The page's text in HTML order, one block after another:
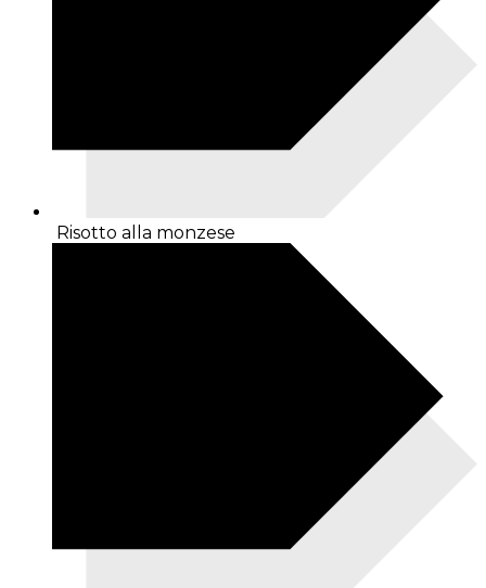
Risotto alla monzese